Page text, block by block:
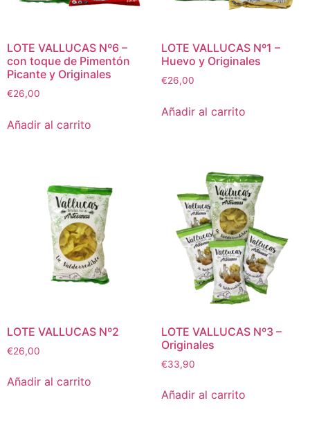
LOTE VALLUCAS Nº6 –
con toque de Pimentón
Picante y Originales
€26,00
Añadir al carrito
LOTE VALLUCAS Nº1 –
Huevo y Originales
€26,00
Añadir al carrito
LOTE VALLUCAS Nº2
€26,00
Añadir al carrito
LOTE VALLUCAS Nº3 –
Originales
€33,90
Añadir al carrito